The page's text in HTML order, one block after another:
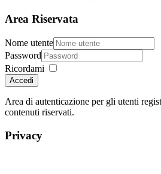
Area Riservata
Nome utente
Password
Ricordami
Accedi
Area di autenticazione per gli utenti
contenuti riservati.
Privacy